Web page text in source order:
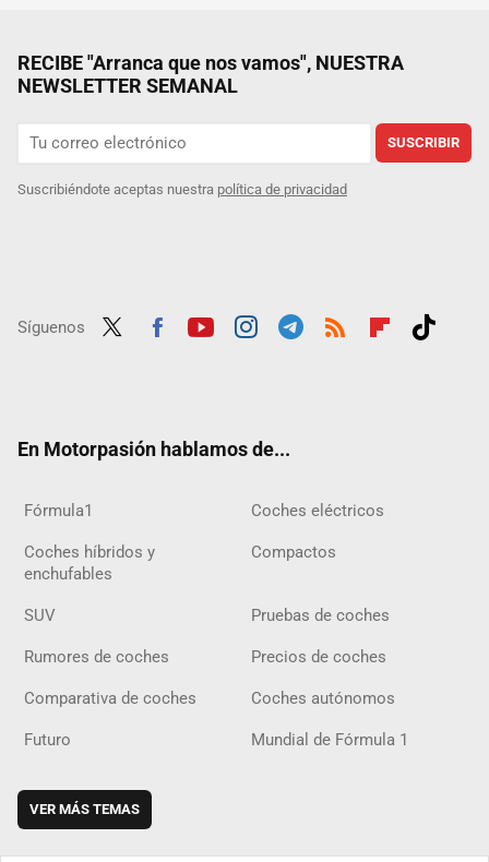
RECIBE "Arranca que nos vamos", NUESTRA
NEWSLETTER SEMANAL
SUSCRIBIR
Suscribiéndote aceptas nuestra política de privacidad
Síguenos
En Motorpasión hablamos de...
Fórmula1 Coches eléctricos
Coches híbridos y
enchufables
Compactos
SUV Pruebas de coches
Rumores de coches Precios de coches
Comparativa de coches Coches autónomos
Futuro Mundial de Fórmula 1
VER MÁS TEMAS